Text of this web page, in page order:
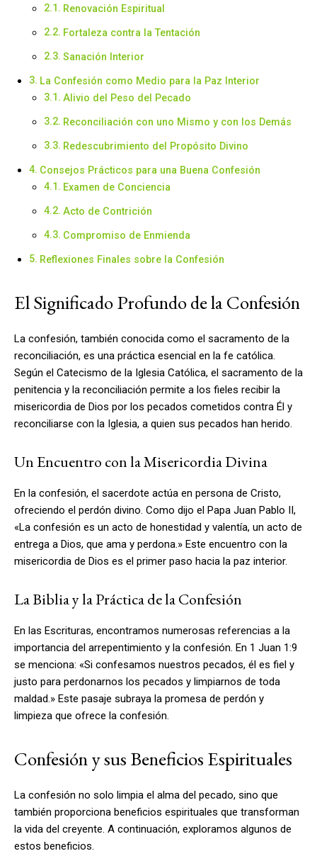
Renovación Espiritual
Fortaleza contra la Tentación
Sanación Interior
La Confesión como Medio para la Paz Interior
Alivio del Peso del Pecado
Reconciliación con uno Mismo y con los Demás
Redescubrimiento del Propósito Divino
Consejos Prácticos para una Buena Confesión
Examen de Conciencia
Acto de Contrición
Compromiso de Enmienda
Reflexiones Finales sobre la Confesión
El Significado Profundo de la Confesión
La confesión, también conocida como el sacramento de la
reconciliación, es una práctica esencial en la fe católica.
Según el Catecismo de la Iglesia Católica, el sacramento de la
penitencia y la reconciliación permite a los fieles recibir la
misericordia de Dios por los pecados cometidos contra Él y
reconciliarse con la Iglesia, a quien sus pecados han herido.
Un Encuentro con la Misericordia Divina
En la confesión, el sacerdote actúa en persona de Cristo,
ofreciendo el perdón divino. Como dijo el Papa Juan Pablo II,
«La confesión es un acto de honestidad y valentía, un acto de
entrega a Dios, que ama y perdona.» Este encuentro con la
misericordia de Dios es el primer paso hacia la paz interior.
La Biblia y la Práctica de la Confesión
En las Escrituras, encontramos numerosas referencias a la
importancia del arrepentimiento y la confesión. En 1 Juan 1:9
se menciona: «Si confesamos nuestros pecados, él es fiel y
justo para perdonarnos los pecados y limpiarnos de toda
maldad.» Este pasaje subraya la promesa de perdón y
limpieza que ofrece la confesión.
Confesión y sus Beneficios Espirituales
La confesión no solo limpia el alma del pecado, sino que
también proporciona beneficios espirituales que transforman
la vida del creyente. A continuación, exploramos algunos de
estos beneficios.